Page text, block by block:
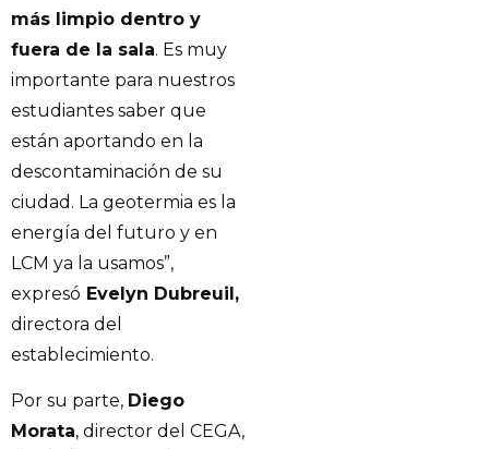
más limpio dentro y
fuera de la sala. Es muy
importante para nuestros
estudiantes saber que
están aportando en la
descontaminación de su
ciudad. La geotermia es la
energía del futuro y en
LCM ya la usamos”,
expresó Evelyn Dubreuil,
directora del
establecimiento.
Por su parte, Diego
Morata, director del CEGA,